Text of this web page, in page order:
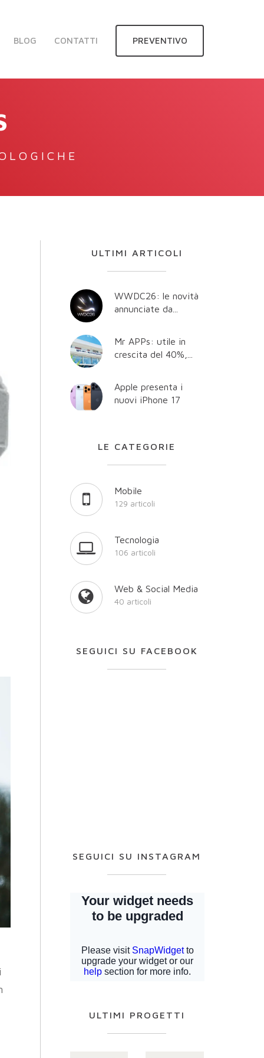
BLOG CONTATTI PREVENTIVO
ULTIMI ARTICOLI
WWDC26: le novità
annunciate da...
Mr APPs: utile in
crescita del 40%,...
Apple presenta i
nuovi iPhone 17
LE CATEGORIE
Mobile
129 articoli
Tecnologia
106 articoli
Web & Social Media
40 articoli
SEGUICI SU FACEBOOK
SEGUICI SU INSTAGRAM
ULTIMI PROGETTI